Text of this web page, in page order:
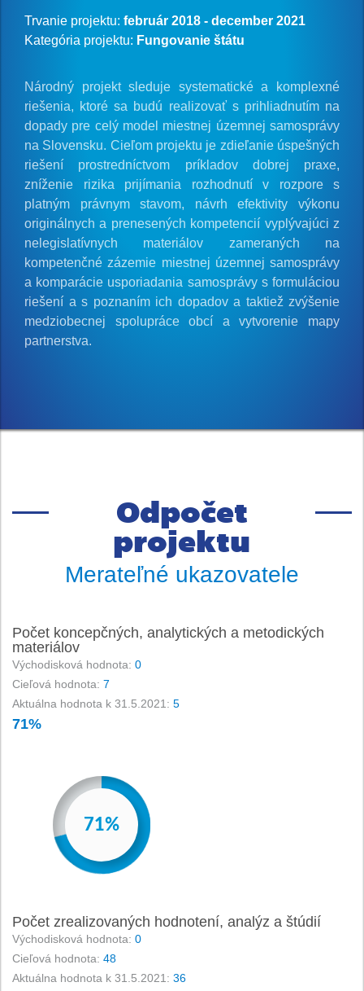
Trvanie projektu: február 2018 - december 2021
Kategória projektu: Fungovanie štátu
Národný projekt sleduje systematické a komplexné
riešenia, ktoré sa budú realizovať s prihliadnutím na
dopady pre celý model miestnej územnej samosprávy
na Slovensku. Cieľom projektu je zdieľanie úspešných
riešení prostredníctvom príkladov dobrej praxe,
zníženie rizika prijímania rozhodnutí v rozpore s
platným právnym stavom, návrh efektivity výkonu
originálnych a prenesených kompetencií vyplývajúci z
nelegislatívnych materiálov zameraných na
kompetenčné zázemie miestnej územnej samosprávy
a komparácie usporiadania samosprávy s formuláciou
riešení a s poznaním ich dopadov a taktiež zvýšenie
medziobecnej spolupráce obcí a vytvorenie mapy
partnerstva.
Odpočet
projektu
Merateľné ukazovatele
Počet koncepčných, analytických a metodických
materiálov
Východisková hodnota: 0
Cieľová hodnota: 7
Aktuálna hodnota k 31.5.2021: 5
71%
0%
71%
72%
Počet zrealizovaných hodnotení, analýz a štúdií
Východisková hodnota: 0
Cieľová hodnota: 48
Aktuálna hodnota k 31.5.2021: 36